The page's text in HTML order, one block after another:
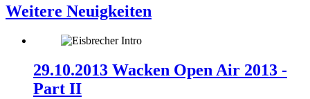
Weitere Neuigkeiten
29.10.2013 Wacken Open Air 2013 -
Part II